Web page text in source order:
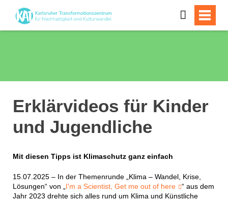
Erklärvideos für Kinder
und Jugendliche
Mit diesen Tipps ist Klimaschutz ganz einfach
15.07.2025 – In der Themenrunde „Klima – Wandel, Krise,
Lösungen“ von „I'm a Scientist, Get me out of here
“ aus dem
Jahr 2023 drehte sich alles rund um Klima und Künstliche